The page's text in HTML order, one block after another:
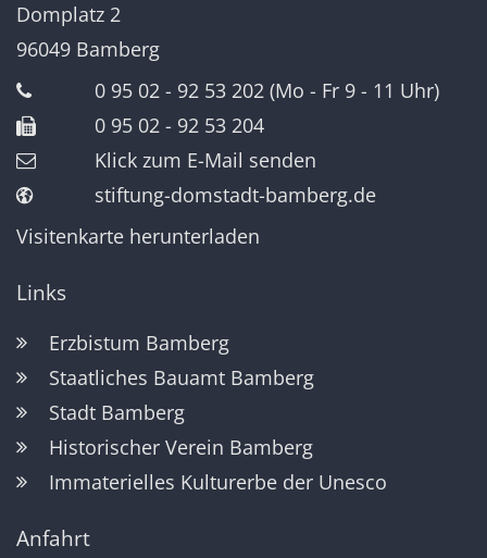
Domplatz 2
96049 Bamberg
0 95 02 - 92 53 202 (Mo - Fr 9 - 11 Uhr)
0 95 02 - 92 53 204
Klick zum E-Mail senden
stiftung-domstadt-bamberg.de
Visitenkarte herunterladen
Links
Erzbistum Bamberg
Staatliches Bauamt Bamberg
Stadt Bamberg
Historischer Verein Bamberg
Immaterielles Kulturerbe der Unesco
Anfahrt